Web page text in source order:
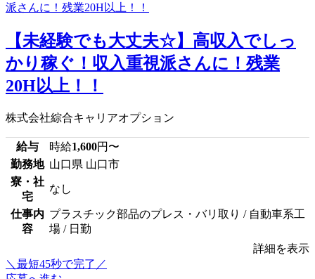
【未経験でも大丈夫☆】高収入でしっ
かり稼ぐ！収入重視派さんに！残業
20H以上！！
株式会社綜合キャリアオプション
給与 時給1,600円〜
勤務地 山口県 山口市
寮・社
宅
なし
仕事内
容
プラスチック部品のプレス・バリ取り / 自動車系工
場 / 日勤
詳細を表示
＼最短45秒で完了／